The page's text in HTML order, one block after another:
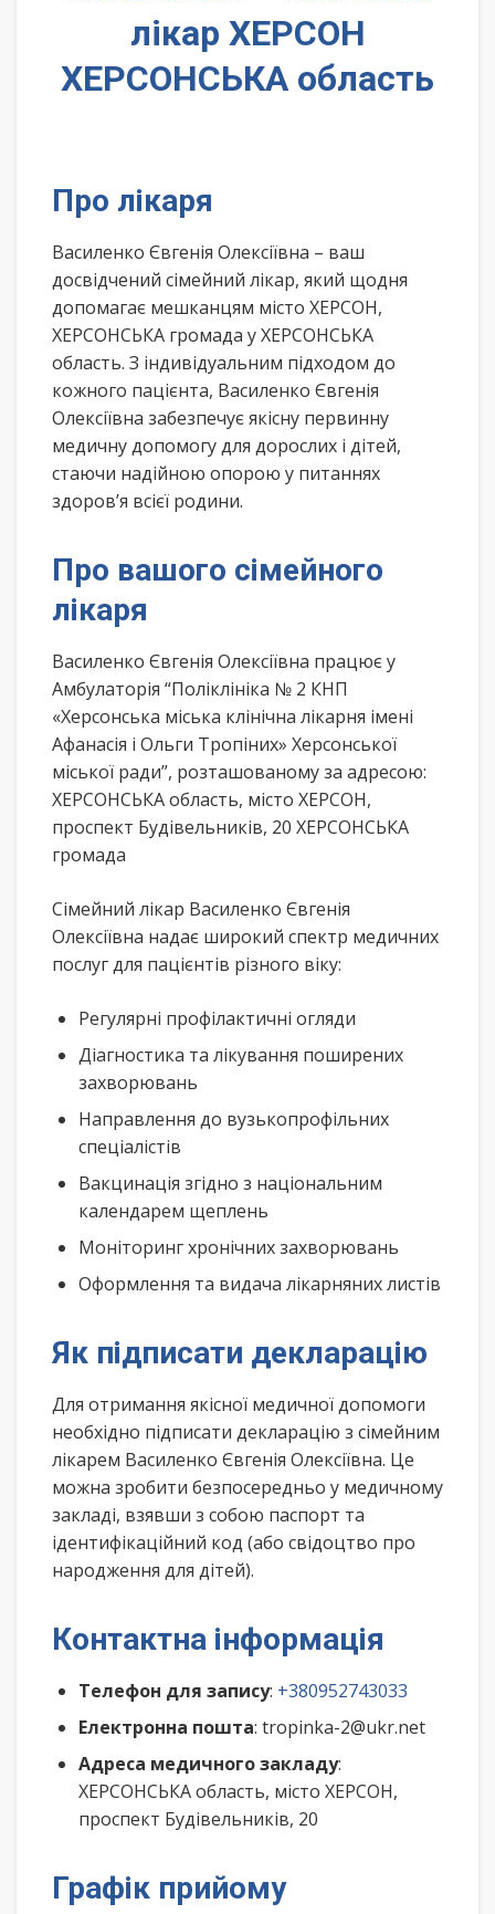
лікар ХЕРСОН
ХЕРСОНСЬКА область
Про лікаря
Василенко Євгенія Олексіївна – ваш
досвідчений сімейний лікар, який щодня
допомагає мешканцям місто ХЕРСОН,
ХЕРСОНСЬКА громада у ХЕРСОНСЬКА
область. З індивідуальним підходом до
кожного пацієнта, Василенко Євгенія
Олексіївна забезпечує якісну первинну
медичну допомогу для дорослих і дітей,
стаючи надійною опорою у питаннях
здоров’я всієї родини.
Про вашого сімейного
лікаря
Василенко Євгенія Олексіївна працює у
Амбулаторія “Поліклініка № 2 КНП
«Херсонська міська клінічна лікарня імені
Афанасія і Ольги Тропіних» Херсонської
міської ради”, розташованому за адресою:
ХЕРСОНСЬКА область, місто ХЕРСОН,
проспект Будівельників, 20 ХЕРСОНСЬКА
громада
Сімейний лікар Василенко Євгенія
Олексіївна надає широкий спектр медичних
послуг для пацієнтів різного віку:
Регулярні профілактичні огляди
Діагностика та лікування поширених
захворювань
Направлення до вузькопрофільних
спеціалістів
Вакцинація згідно з національним
календарем щеплень
Моніторинг хронічних захворювань
Оформлення та видача лікарняних листів
Як підписати декларацію
Для отримання якісної медичної допомоги
необхідно підписати декларацію з сімейним
лікарем Василенко Євгенія Олексіївна. Це
можна зробити безпосередньо у медичному
закладі, взявши з собою паспорт та
ідентифікаційний код (або свідоцтво про
народження для дітей).
Контактна інформація
Телефон для запису: +380952743033
Електронна пошта: tropinka-2@ukr.net
Адреса медичного закладу:
ХЕРСОНСЬКА область, місто ХЕРСОН,
проспект Будівельників, 20
Графік прийому